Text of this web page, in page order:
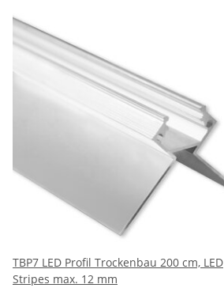
TBP7 LED Profil Trockenbau 200 cm, LED
Stripes max. 12 mm